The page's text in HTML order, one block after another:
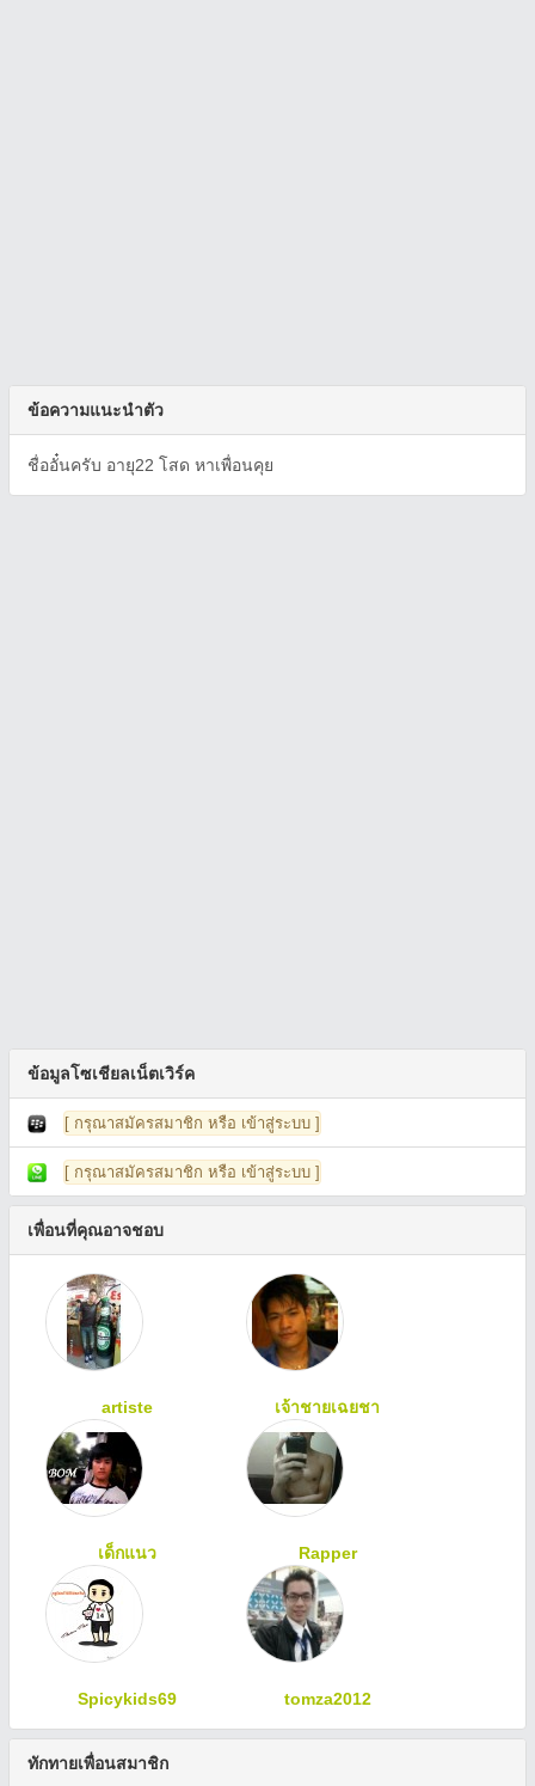
ข้อความแนะนำตัว
ชื่ออั๋นครับ อายุ22 โสด หาเพื่อนคุย
ข้อมูลโซเชียลเน็ตเวิร์ค
[ กรุณาสมัครสมาชิก หรือ เข้าสู่ระบบ ]
[ กรุณาสมัครสมาชิก หรือ เข้าสู่ระบบ ]
เพื่อนที่คุณอาจชอบ
artiste เจ้าชายเฉยชา
เด็กแนว Rapper
Spicykids69 tomza2012
ทักทายเพื่อนสมาชิก